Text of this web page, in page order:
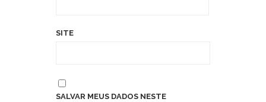
SITE
SALVAR MEUS DADOS NESTE